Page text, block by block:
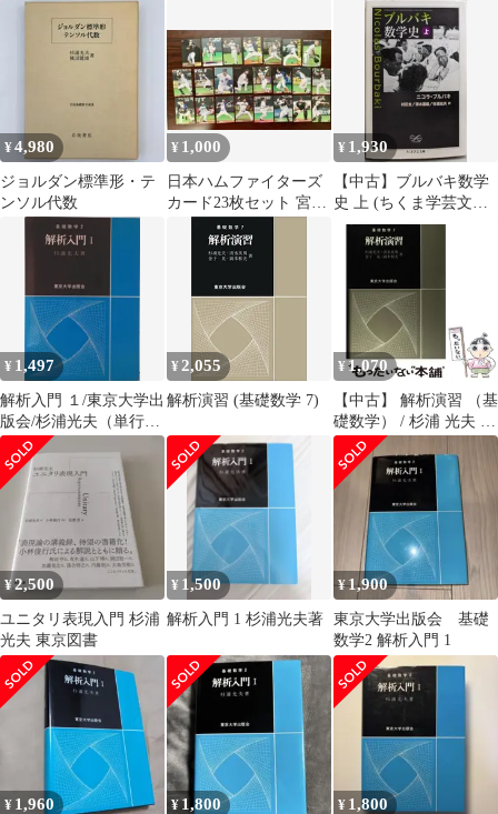
¥4,980
ジョルダン標準形・テ
ンソル代数
¥ 1,000
日本ハムファイターズ
カード23枚セット 宮西
尚生 糸井嘉男 金子誠
¥ 1,930
【中古】ブルバキ数学
史 上 (ちくま学芸文庫
フ 25-1)／ニコラ・ブル
バキ 著 ; 村田全, 清水
摩書房
¥ 1,497
解析入門 １/東京大学出
版会/杉浦光夫（単行
本）
¥2,055
解析演習 (基礎数学 7)
¥ 1,070
【中古】 解析演習 （基
礎数学） / 杉浦 光夫 /
東京大学出版会
¥2,500
ユニタリ表現入門 杉浦
光夫 東京図書
¥ 1,500
解析入門 1 杉浦光夫著
¥1,900
東京大学出版会 基礎
数学2 解析入門 1
¥ 1,960 ¥1,800 ¥ 1,800